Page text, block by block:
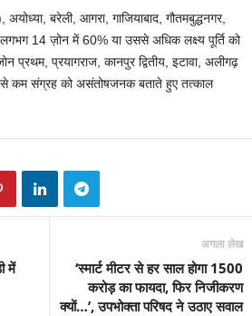
बरेली, आगरा, गाजियाबाद, गौतमबुद्धनगर,
14 ज़ोन में 60% या उससे अधिक लक्ष्य पूर्ति को
प्रथम, प्रयागराज, कानपुर द्वितीय, इटावा, अलीगढ़
कम संग्रह को असंतोषजनक बताते हुए तत्काल
में
अगला लेख
‘स्मार्ट मीटर से हर साल होगा 1500
करोड़ का फायदा, फिर निजीकरण
क्यों…’, उपभोक्ता परिषद ने उठाए सवाल